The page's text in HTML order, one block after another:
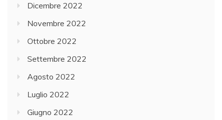
Dicembre 2022
Novembre 2022
Ottobre 2022
Settembre 2022
Agosto 2022
Luglio 2022
Giugno 2022